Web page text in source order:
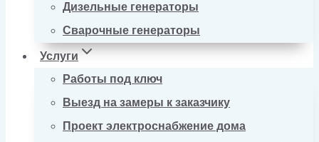
Дизельные генераторы
Сварочные генераторы
Услуги
Работы под ключ
Выезд на замеры к заказчику
Проект электроснабжение дома